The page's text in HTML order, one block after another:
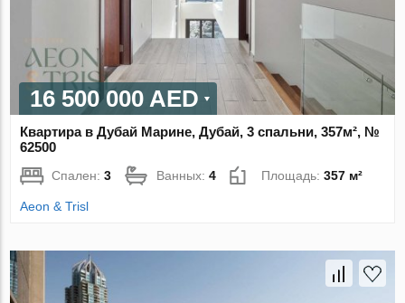
16 500 000 AED
Квартира в Дубай Марине, Дубай, 3 спальни, 357м², №
62500
Спален:3 Ванных:4 Площадь:357 м²
Aeon & Trisl